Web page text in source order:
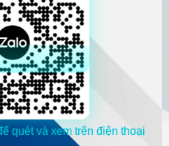
quét và xem trên điện thoại